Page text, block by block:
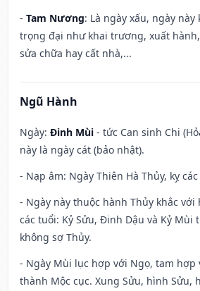
- Tam Nương: Là ngày xấu, ngày
trọng đại như khai trương, xuất
sửa chữa hay cất nhà,...
Ngũ Hành
Ngày: Đinh Mùi - tức Can sinh Chi
này là ngày cát (bảo nhật).
- Nạp âm: Ngày Thiên Hà Thủy, kỵ
- Ngày này thuộc hành Thủy khắc
các tuổi: Kỷ Sửu, Đinh Dậu và Kỷ Mùi
không sợ Thủy.
- Ngày Mùi lục hợp với Ngọ, tam hợp
thành Mộc cục. Xung Sửu, hình Sửu,